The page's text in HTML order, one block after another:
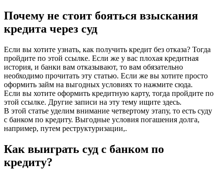
Почему не стоит бояться взыскания
кредита через суд
Если вы хотите узнать, как получить кредит без отказа? Тогда
пройдите по этой ссылке. Если же у вас плохая кредитная
история, и банки вам отказывают, то вам обязательно
необходимо прочитать эту статью. Если же вы хотите просто
оформить займ на выгодных условиях то нажмите сюда.
Если вы хотите оформить кредитную карту, тогда пройдите по
этой ссылке. Другие записи на эту тему ищите здесь.
В этой статье уделим внимание четвертому этапу, то есть суду
с банком по кредиту. Выгодные условия погашения долга,
например, путем реструктуризации,.
Как выиграть суд с банком по
кредиту?